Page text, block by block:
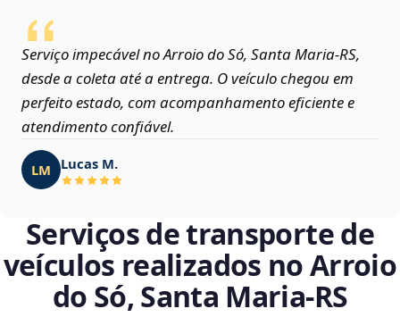
Serviço impecável no Arroio do Só, Santa Maria‑RS,
desde a coleta até a entrega. O veículo chegou em
perfeito estado, com acompanhamento eficiente e
atendimento confiável.
LM Lucas M.
Serviços de transporte de
veículos realizados no Arroio
do Só, Santa Maria‑RS